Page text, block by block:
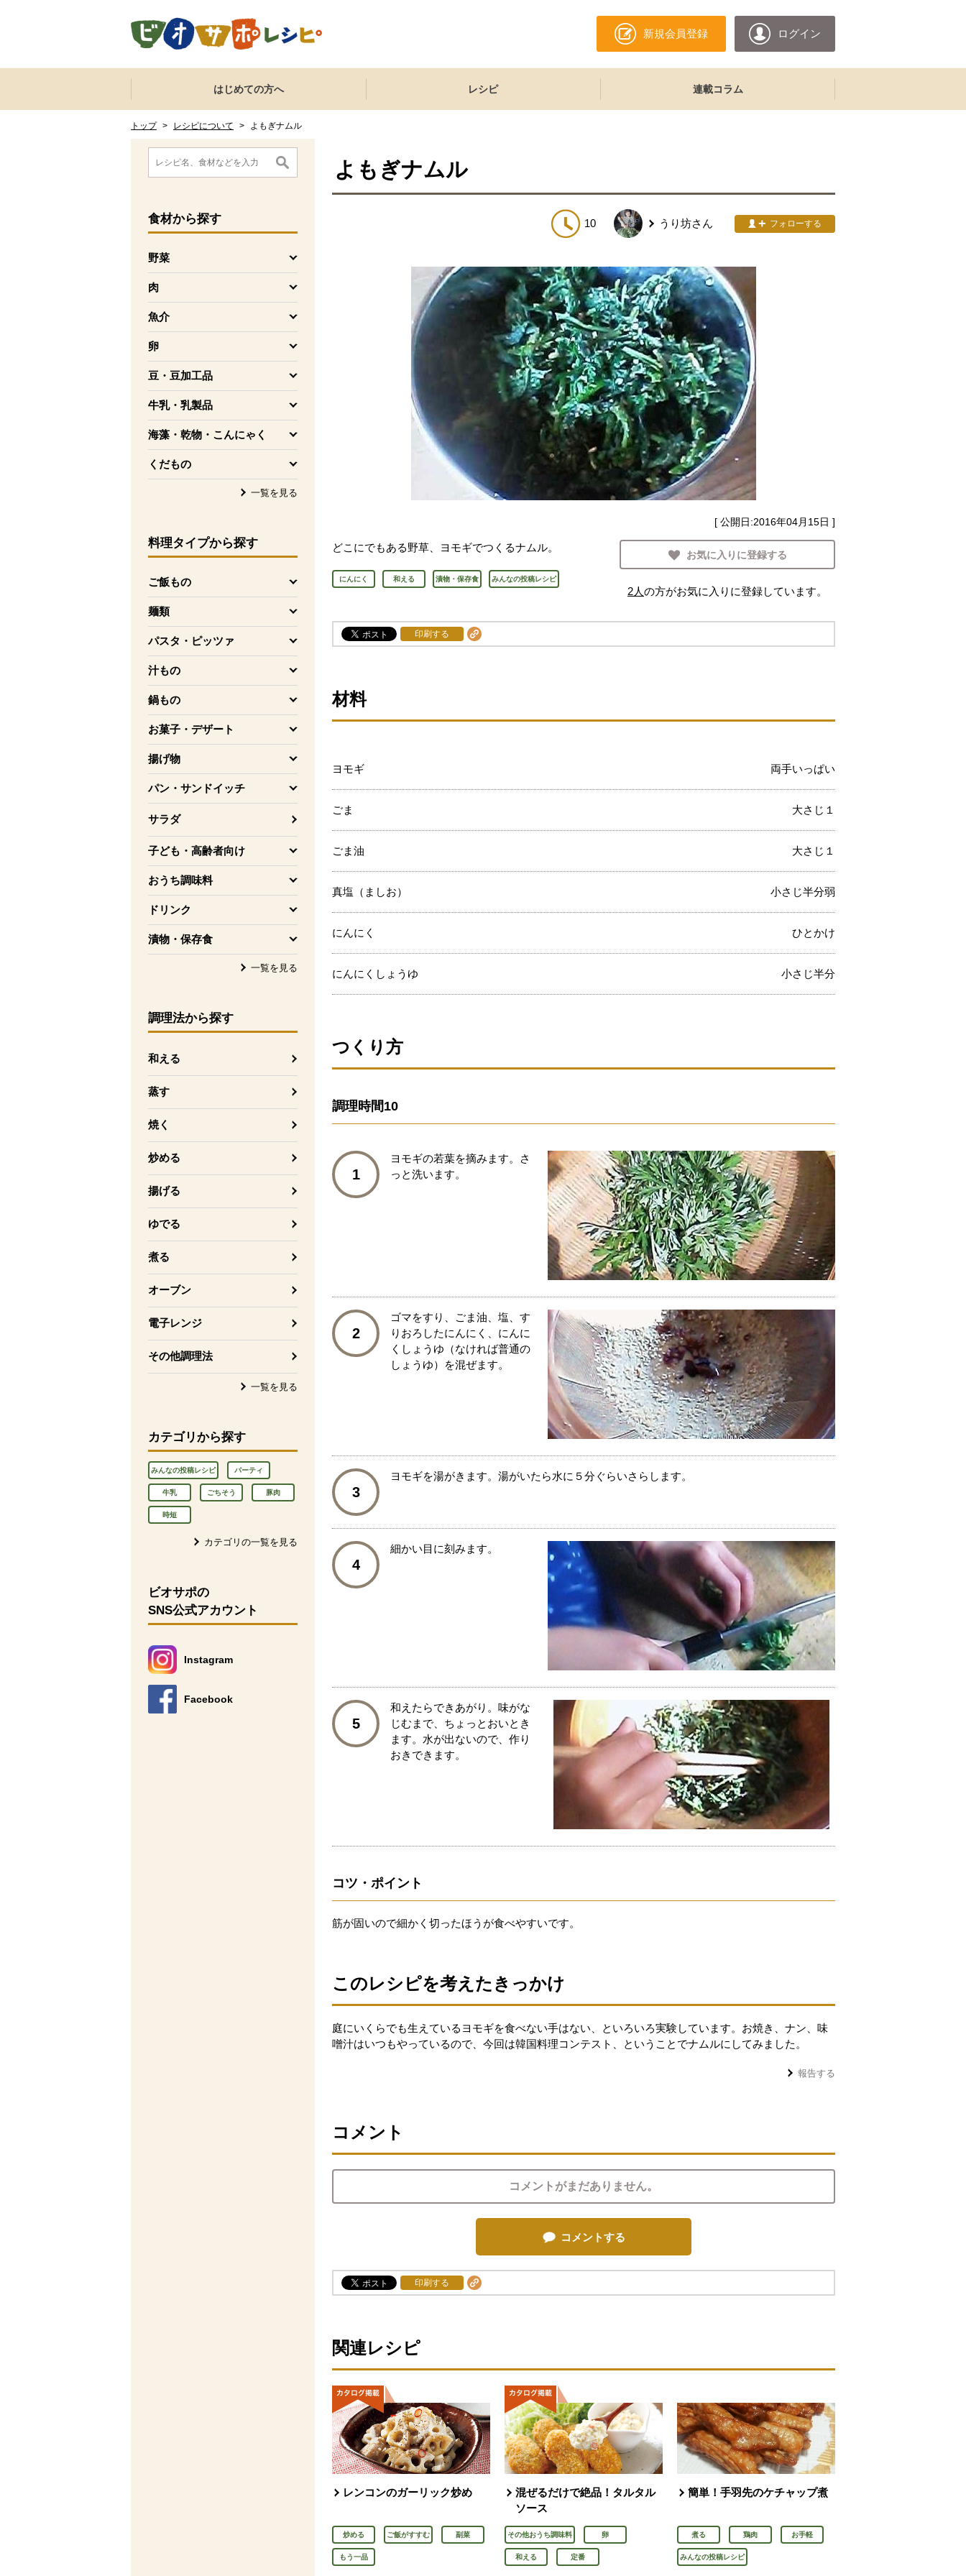
新規会員登録 ログイン
ここからサイト内共通メニューです。
サイト内共通メニューをスキップする
はじめての方へ レシピ 連載コラム
トップ > レシピについて > よもぎナムル
ここから消費材検索メニューです。
食材から探す
野菜
を開く
肉
を開く
魚介
を開く
卵
を開く
豆・豆加工品
を開く
牛乳・乳製品
を開く
海藻・乾物・こんにゃく
を開く
くだもの
を開く
一覧を見る
料理タイプから探す
ご飯もの
を開く
麺類
を開く
パスタ・ピッツァ
を開く
汁もの
を開く
鍋もの
を開く
お菓子・デザート
を開く
揚げ物
を開く
パン・サンドイッチ
を開く
サラダ
子ども・高齢者向け
を開く
おうち調味料
を開く
ドリンク
を開く
漬物・保存食
を開く
一覧を見る
調理法から探す
和える
蒸す
焼く
炒める
揚げる
ゆでる
煮る
オーブン
電子レンジ
その他調理法
一覧を見る
カテゴリから探す
みんなの投稿レシピ パーティ
牛乳 ごちそう 豚肉
時短
カテゴリの一覧を見る
消費材検索メニューここまで。
ここから本文です。
ビオサポの
SNS公式アカウント
Instagram
別のウィンドウで開きます。
Facebook
別のウィンドウで開きます。
よもぎナムル
10 うり坊さん フォローする
[ 公開日:2016年04月15日 ]
どこにでもある野草、ヨモギでつくるナムル。
にんにく 和える 漬物・保存食 みんなの投稿レシピ
お気に入りに登録する
2人の方がお気に入りに登録しています。
印刷する
材料
ヨモギ 両手いっぱい
ごま 大さじ１
ごま油 大さじ１
真塩（ましお） 小さじ半分弱
にんにく ひとかけ
にんにくしょうゆ 小さじ半分
つくり方
調理時間10
1
ヨモギの若葉を摘みます。さ
っと洗います。
2
ゴマをすり、ごま油、塩、す
りおろしたにんにく、にんに
くしょうゆ（なければ普通の
しょうゆ）を混ぜます。
3
ヨモギを湯がきます。湯がいたら水に５分ぐらいさらします。
4
細かい目に刻みます。
5
和えたらできあがり。味がな
じむまで、ちょっとおいとき
ます。水が出ないので、作り
おきできます。
コツ・ポイント
筋が固いので細かく切ったほうが食べやすいです。
このレシピを考えたきっかけ
庭にいくらでも生えているヨモギを食べない手はない、といろいろ実験しています。お焼き、ナン、味
噌汁はいつもやっているので、今回は韓国料理コンテスト、ということでナムルにしてみました。
報告する
コメント
コメントがまだありません。
コメントする
印刷する
関連レシピ
レンコンのガーリック炒め
炒める ご飯がすすむ 副菜
もう一品
混ぜるだけで絶品！タルタル
ソース
その他おうち調味料 卵
和える 定番
簡単！手羽先のケチャップ煮
煮る 鶏肉 お手軽
みんなの投稿レシピ